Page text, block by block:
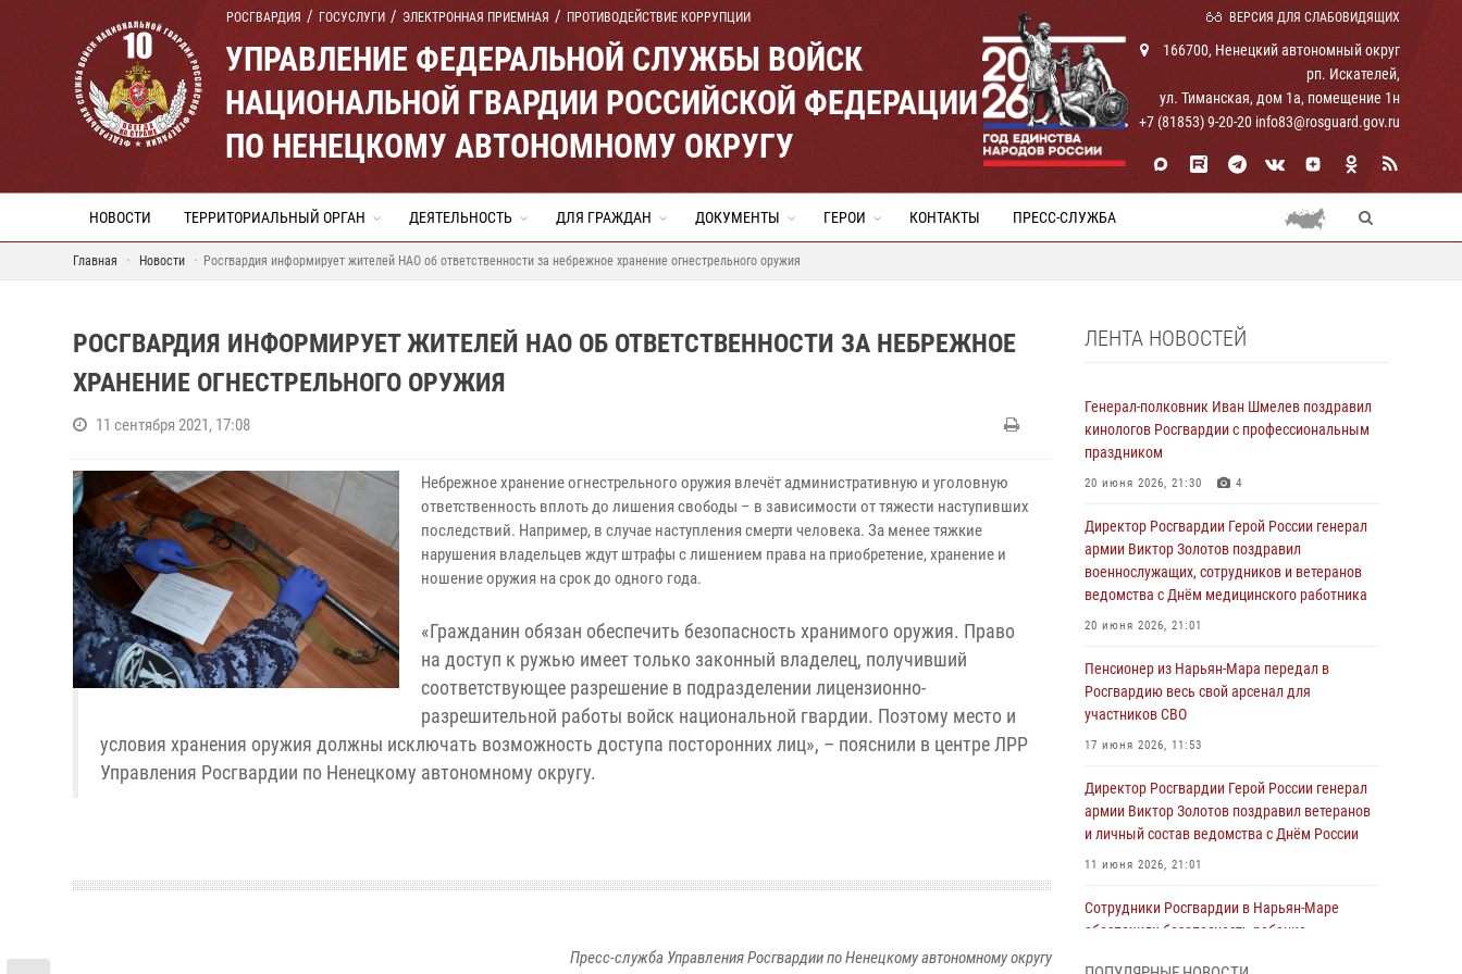
РОСГВАРДИЯ ГОСУСЛУГИ ЭЛЕКТРОННАЯ ПРИЕМНАЯ ПРОТИВОДЕЙСТВИЕ КОРРУПЦИИ ВЕРСИЯ ДЛЯ СЛАБОВИДЯЩИХ
УПРАВЛЕНИЕ ФЕДЕРАЛЬНОЙ СЛУЖБЫ ВОЙСК
НАЦИОНАЛЬНОЙ ГВАРДИИ РОССИЙСКОЙ ФЕДЕРАЦИИ
ПО НЕНЕЦКОМУ АВТОНОМНОМУ ОКРУГУ
166700, Ненецкий автономный округ
рп. Искателей,
ул. Тиманская, дом 1а, помещение 1н
+7 (81853) 9-20-20 info83@rosguard.gov.ru
НОВОСТИ ТЕРРИТОРИАЛЬНЫЙ ОРГАН ДЕЯТЕЛЬНОСТЬ ДЛЯ ГРАЖДАН ДОКУМЕНТЫ ГЕРОИ КОНТАКТЫ ПРЕСС-СЛУЖБА
Главная Новости Росгвардия информирует жителей НАО об ответственности за небрежное хранение огнестрельного оружия
РОСГВАРДИЯ ИНФОРМИРУЕТ ЖИТЕЛЕЙ НАО ОБ ОТВЕТСТВЕННОСТИ ЗА НЕБРЕЖНОЕ
ХРАНЕНИЕ ОГНЕСТРЕЛЬНОГО ОРУЖИЯ
11 сентября 2021, 17:08
Небрежное хранение огнестрельного оружия влечёт административную и уголовную
ответственность вплоть до лишения свободы – в зависимости от тяжести наступивших
последствий. Например, в случае наступления смерти человека. За менее тяжкие
нарушения владельцев ждут штрафы с лишением права на приобретение, хранение и
ношение оружия на срок до одного года.
«Гражданин обязан обеспечить безопасность хранимого оружия. Право
на доступ к ружью имеет только законный владелец, получивший
соответствующее разрешение в подразделении лицензионно-
разрешительной работы войск национальной гвардии. Поэтому место и
условия хранения оружия должны исключать возможность доступа посторонних лиц», – пояснили в центре ЛРР
Управления Росгвардии по Ненецкому автономному округу.
Пресс-служба Управления Росгвардии по Ненецкому автономному округу
ЛЕНТА НОВОСТЕЙ
Генерал-полковник Иван Шмелев поздравил
кинологов Росгвардии с профессиональным
праздником
20 июня 2026, 21:30 4
Директор Росгвардии Герой России генерал
армии Виктор Золотов поздравил
военнослужащих, сотрудников и ветеранов
ведомства с Днём медицинского работника
20 июня 2026, 21:01
Пенсионер из Нарьян-Мара передал в
Росгвардию весь свой арсенал для
участников СВО
17 июня 2026, 11:53
Директор Росгвардии Герой России генерал
армии Виктор Золотов поздравил ветеранов
и личный состав ведомства с Днём России
11 июня 2026, 21:01
Сотрудники Росгвардии в Нарьян-Маре
обеспечили безопасность ребенка,